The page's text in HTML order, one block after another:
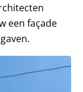
een façade